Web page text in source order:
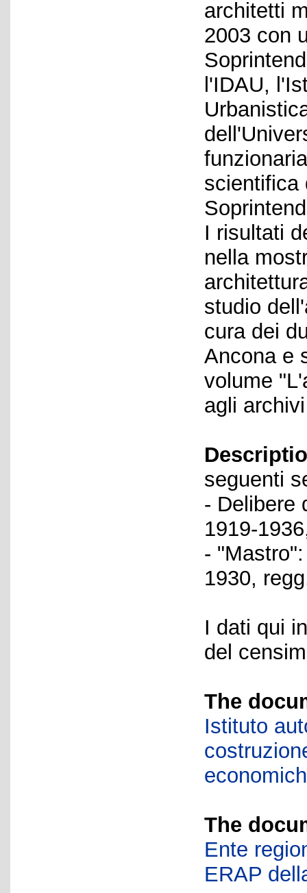
architetti
2003 con
l'IDAU,
scientifica
I risultati
nella
studio
cura dei
Ancona e
volume
agli
seguenti
- Delibere
1919-
-
1930,
I dati qui
del
The
Istituto
The
Ente
ERAP